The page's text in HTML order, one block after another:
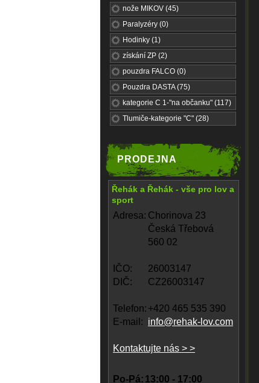
nože MIKOV (45)
Paralyzéry (0)
Hodinky (1)
získání ZP (2)
pouzdra FALCO (0)
Pouzdra DASTA (75)
kategorie C 1-"na občanku" (117)
Tlumiče-kategorie "C" (28)
PRODEJNA
Řehák a Řehák - vše pro lov a
sport
Adresa: Chorinova 23
Česká Třebová
560 02
IČO:
26003147
DIČ:
CZ26003147
Telefon: +420 465 535 390
E-mail: info@rehak-lov.com
Kontaktujte nás > >
Po-Pá: 13:00 - 17:00